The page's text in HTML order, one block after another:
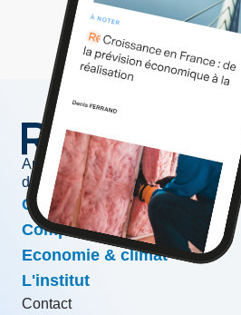
Au service de l'information
développement des entreprises
Conjoncture & prévisions
Compétitivité & croissance
Economie & climat
L'institut
Contact